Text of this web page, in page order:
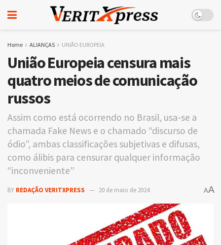
Home ALIANÇAS UNIÃO EUROPEIA
União Europeia censura mais
quatro meios de comunicação
russos
Assim como está ocorrendo no Brasil, usa-se a
chamada Fake News e o chamado “discurso de
ódio”, ambas classificações subjetivas e difusas,
como álibis para censurar qualquer informação
“inconveniente”
BY REDAÇÃO VERITXPRESS 20 de maio de 2024 AA